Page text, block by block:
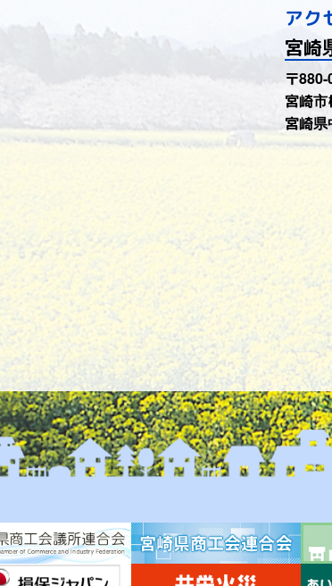
アク
宮崎
〒
宮崎市
宮崎